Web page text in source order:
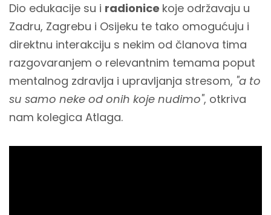
Dio edukacije su i radionice koje održavaju u
Zadru, Zagrebu i Osijeku te tako omogućuju i
direktnu interakciju s nekim od članova tima
razgovaranjem o relevantnim temama poput
mentalnog zdravlja i upravljanja stresom, "a to
su samo neke od onih koje nudimo", otkriva
nam kolegica Atlaga.